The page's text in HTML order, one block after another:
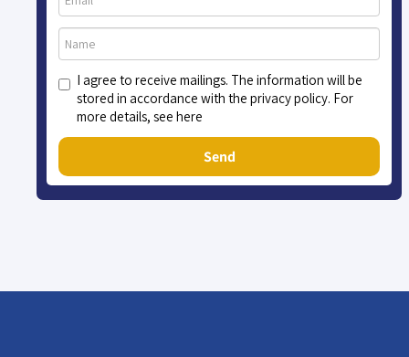
I agree to receive mailings. The information will be
stored in accordance with the privacy policy. For
more details, see here
Send